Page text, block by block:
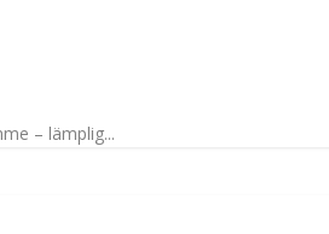
– lämplig...